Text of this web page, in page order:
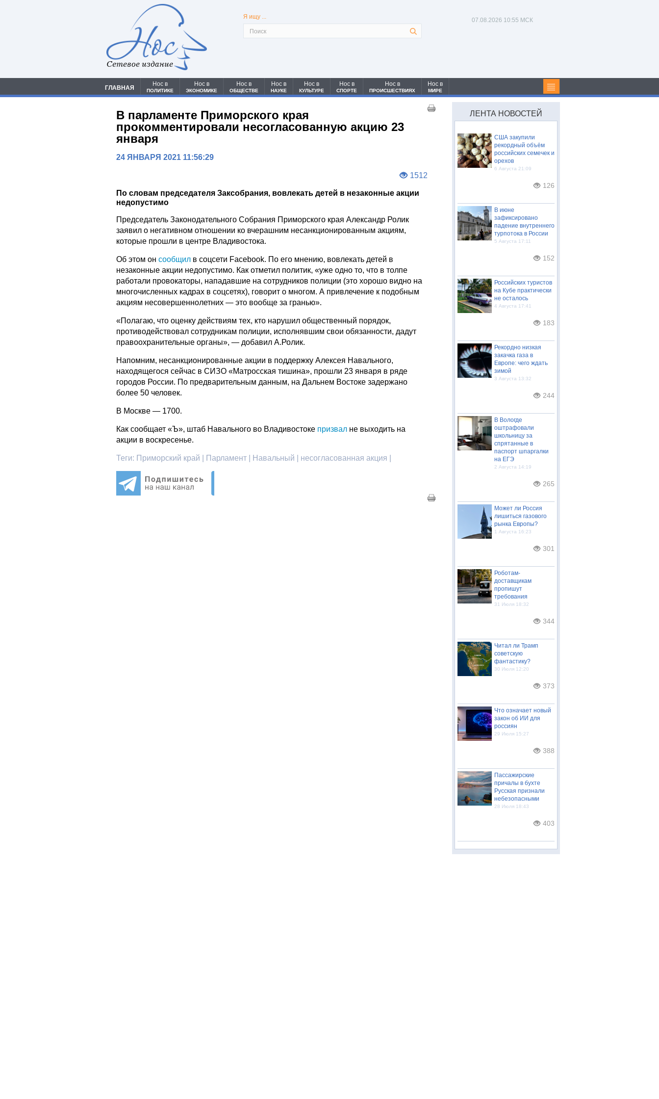
Сетевое издание
Я ищу ... 07.08.2026 10:55 МСК
ГЛАВНАЯ
Нос в
ПОЛИТИКЕ
Нос в
ЭКОНОМИКЕ
Нос в
ОБЩЕСТВЕ
Нос в
НАУКЕ
Нос в
КУЛЬТУРЕ
Нос в
СПОРТЕ
Нос в
ПРОИСШЕСТВИЯХ
Нос в
МИРЕ
В парламенте Приморского края
прокомментировали несогласованную акцию 23
января
24 ЯНВАРЯ 2021 11:56:29
1512
По словам председателя Заксобрания, вовлекать детей в незаконные акции
недопустимо
Председатель Законодательного Собрания Приморского края Александр Ролик
заявил о негативном отношении ко вчерашним несанкционированным акциям,
которые прошли в центре Владивостока.
Об этом онсообщил в соцсети Facebook. По его мнению, вовлекать детей в
незаконные акции недопустимо. Как отметил политик, «уже одно то, что в толпе
работали провокаторы, нападавшие на сотрудников полиции (это хорошо видно на
многочисленных кадрах в соцсетях), говорит о многом. А привлечение к подобным
акциям несовершеннолетних — это вообще за гранью».
«Полагаю, что оценку действиям тех, кто нарушил общественный порядок,
противодействовал сотрудникам полиции, исполнявшим свои обязанности, дадут
правоохранительные органы», — добавил А.Ролик.
Напомним, несанкционированные акции в поддержку Алексея Навального,
находящегося сейчас в СИЗО «Матросская тишина», прошли 23 января в ряде
городов России. По предварительным данным, на Дальнем Востоке задержано
более 50 человек.
В Москве — 1700.
Как сообщает «Ъ», штаб Навального во Владивостоке призвал не выходить на
акции в воскресенье.
Теги: Приморский край | Парламент | Навальный | несогласованная акция |
ЛЕНТА НОВОСТЕЙ
США закупили
рекордный объём
российских семечек и
орехов
6 Августа 21:09
126
В июне
зафиксировано
падение внутреннего
турпотока в России
5 Августа 17:11
152
Российских туристов
на Кубе практически
не осталось
4 Августа 17:41
183
Рекордно низкая
закачка газа в
Европе: чего ждать
зимой
3 Августа 13:32
244
В Вологде
оштрафовали
школьницу за
спрятанные в
паспорт шпаргалки
на ЕГЭ
2 Августа 14:19
265
Может ли Россия
лишиться газового
рынка Европы?
1 Августа 16:23
301
Роботам-
доставщикам
пропишут
требования
31 Июля 18:32
344
Читал ли Трамп
советскую
фантастику?
30 Июля 12:20
373
Что означает новый
закон об ИИ для
россиян
29 Июля 15:27
388
Пассажирские
причалы в бухте
Русская признали
небезопасными
28 Июля 18:43
403